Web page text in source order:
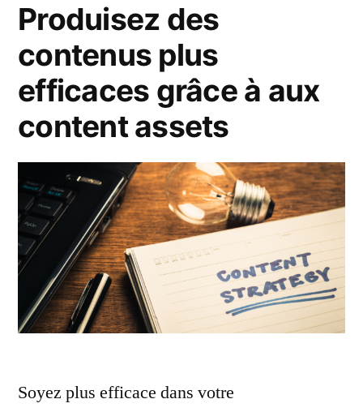
Produisez des
contenus plus
efficaces grâce à aux
content assets
Soyez plus efficace dans votre